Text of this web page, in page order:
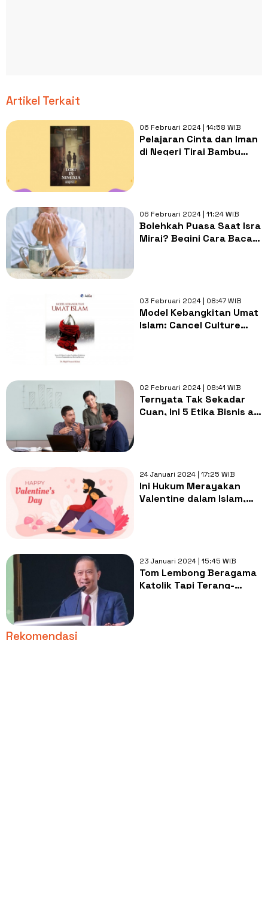
Artikel Terkait
06 Februari 2024 | 14:58 WIB
Pelajaran Cinta dan Iman
di Negeri Tirai Bambu
06 Februari 2024 | 11:24 WIB
Bolehkah Puasa Saat Isra
Miraj? Begini Cara Baca
03 Februari 2024 | 08:47 WIB
Model Kebangkitan Umat
Islam: Cancel Culture
02 Februari 2024 | 08:41 WIB
Ternyata Tak Sekadar
Cuan, Ini 5 Etika Bisnis ala
24 Januari 2024 | 17:25 WIB
Ini Hukum Merayakan
Valentine dalam Islam,
23 Januari 2024 | 15:45 WIB
Tom Lembong Beragama
Katolik Tapi Terang-
Rekomendasi